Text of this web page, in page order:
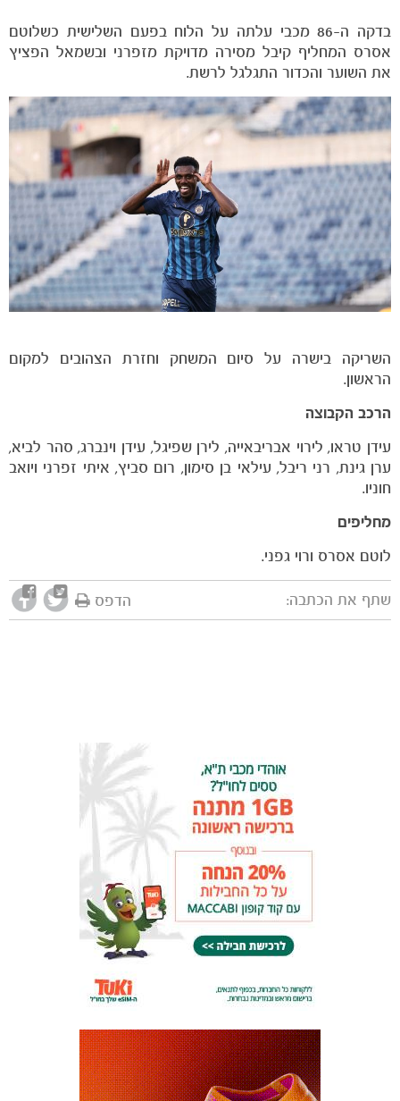
כרטיסים
בדקה ה-86 מכבי עלתה על הלוח בפעם השלישית כשלוטם
אסרס המחליף קיבל מסירה מדויקת מזפרני ובשמאל הפציץ
את השוער והכדור התגלגל לרשת.
השריקה בישרה על סיום המשחק וחזרת הצהובים למקום
הראשון.
הרכב הקבוצה
עידן טראו, לירוי אבריבאייה, לירן שפיגל, עידן וינברג, סהר לביא,
ערן גינת, רני ריבל, עילאי בן סימון, רום סביץ, איתי זפרני ויואב
חוניו.
מחליפים
לוטם אסרס ורוי גפני.
שתף את הכתבה: הדפס